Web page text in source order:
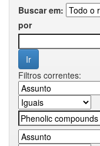
Buscar em:
por
Filtros correntes: